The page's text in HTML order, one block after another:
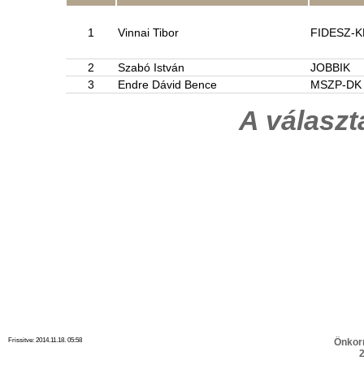
1 Vinnai Tibor FIDESZ-
2 Szabó István
JOBBIK
3
Endre Dávid Bence MSZP-DK
A
Frissitve: 2014.11.18. 05:58